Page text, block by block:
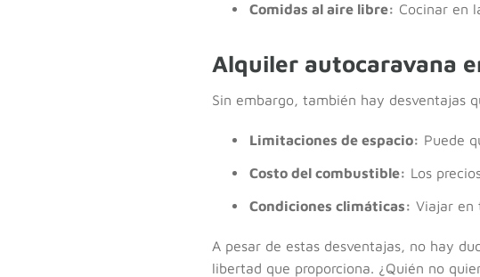
Comidas al aire libre: Cocinar en
Alquiler autocaravana
Sin embargo, también hay desventajas
Limitaciones de espacio: Puede
Costo del combustible: Los
Condiciones climáticas: Viajar en
A pesar de estas desventajas, no hay
libertad que proporciona. ¿Quién no